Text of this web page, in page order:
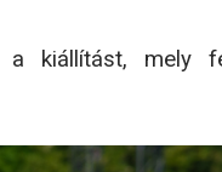
a kiállítást, mely